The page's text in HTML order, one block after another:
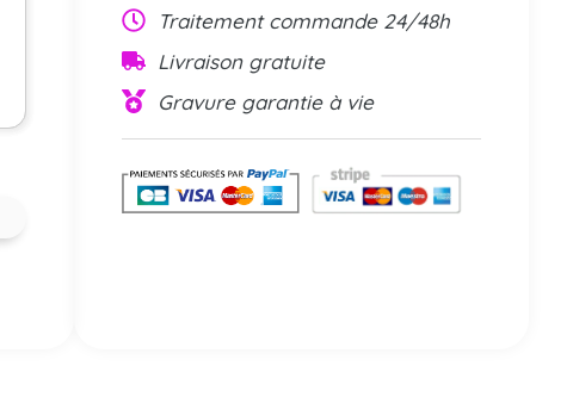
Traitement commande 24/48h
Livraison gratuite
Gravure garantie à vie